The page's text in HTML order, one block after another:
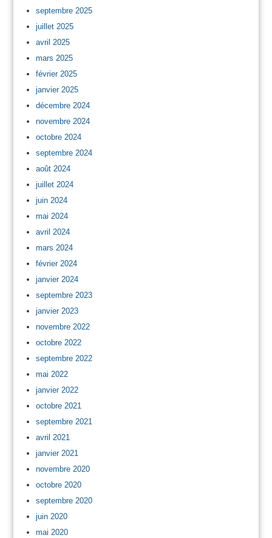
septembre 2025
juillet 2025
avril 2025
mars 2025
février 2025
janvier 2025
décembre 2024
novembre 2024
octobre 2024
septembre 2024
août 2024
juillet 2024
juin 2024
mai 2024
avril 2024
mars 2024
février 2024
janvier 2024
septembre 2023
janvier 2023
novembre 2022
octobre 2022
septembre 2022
mai 2022
janvier 2022
octobre 2021
septembre 2021
avril 2021
janvier 2021
novembre 2020
octobre 2020
septembre 2020
juin 2020
mai 2020